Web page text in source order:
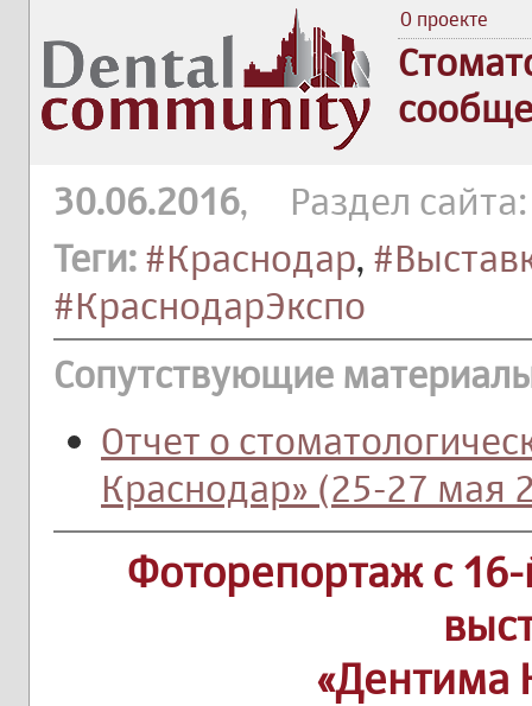
О проекте
30.06.2016, Раздел
Теги: #Краснодар,
#КраснодарЭкспо
Сопутствующие
Отчет о
Краснодар» (25-27 мая
Фоторепортаж c 16-
«Дентима